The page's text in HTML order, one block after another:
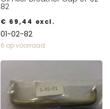
82
€ 69,44 excl.
01-02-82
6 op voorraad